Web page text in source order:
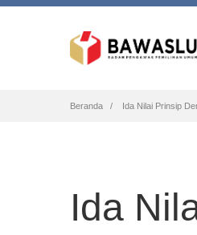
Beranda Ida Nilai Prinsip
Ida